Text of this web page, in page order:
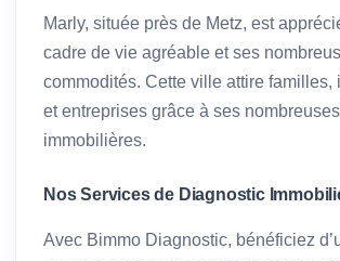
Marly, située près de Metz, est
cadre de vie agréable et ses
commodités. Cette ville attire familles,
et entreprises grâce à ses
immobilières.
Nos Services de Diagnostic
Avec Bimmo Diagnostic, bénéficiez